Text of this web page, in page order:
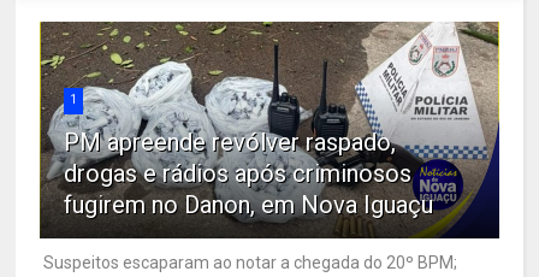
1
PM apreende revólver raspado,
drogas e rádios após criminosos
fugirem no Danon, em Nova Iguaçu
Suspeitos escaparam ao notar a chegada do 20º BPM;